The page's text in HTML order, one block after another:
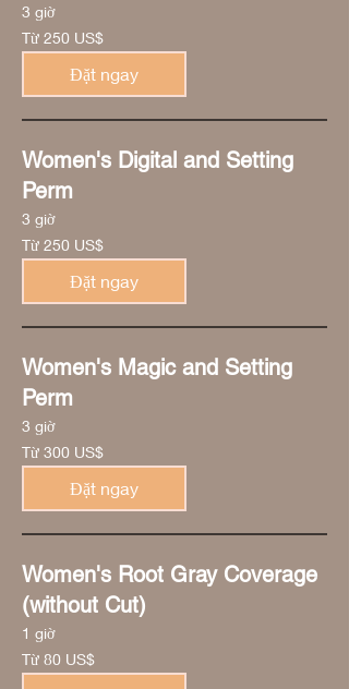
3 giờ
Từ
250
đô
Từ 250 US$
Đặt ngay
Women's Digital and Setting
Perm
3 giờ
Từ
250
đô
Từ 250 US$
Đặt ngay
Women's Magic and Setting
Perm
3 giờ
Từ
300
đô
Từ 300 US$
Đặt ngay
Women's Root Gray Coverage
(without Cut)
1 giờ
Từ
80
đô
Từ 80 US$